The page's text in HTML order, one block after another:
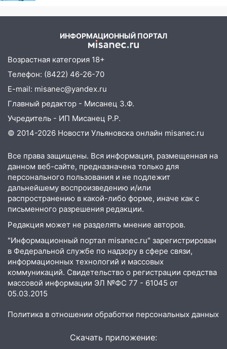
гранату: его задержали
надвигается сильнейшая непогода: град
и шквал до 27 м/с
12:31 Ульяновец хотел купить иномарку
из Европы и потерял 760 тысяч рублей
12:20
В Чердаклинском районе
столкнулись «Лада» и Chevrolet:
12:00 Где есть бензин в Ульяновске 7
августа: список АЗС
11:50 Заснул рядом с ребёнком и
случайно задушил его: суд вынес
11:38 В Ленинском районе пожар
полностью уничтожил дачный дом и
сарай
11:38 В Госдуме предложили отменить
ЕГЭ с 2027 года
нарушителей на контейнерных
ИНФОРМАЦИОННЫЙ ПОРТАЛ
Возрастная категория 18+
Телефон: (8422) 46-26-70
E-mail: misanec@yandex.ru
Главный редактор - Мисанец З.Ф.
Учредитель - ИП Мисанец Р.Р.
© 2014-2026 Новости Ульяновска онлайн misanec.ru
Все права защищены. Вся информация, размещенная на
данном веб-сайте, предназначена только для
персонального пользования и не подлежит
дальнейшему воспроизведению и/или
распространению в какой-либо форме, иначе как с
письменного разрешения редакции.
Редакция может не разделять мнение авторов.
"Информационный портал misanec.ru" зарегистрирован
в Федеральной службе по надзору в сфере связи,
информационных технологий и массовых
коммуникаций. Свидетельство о регистрации средства
массовой информации ЭЛ №ФС 77 - 61045 от
05.03.2015
Политика в отношении обработки персональных данных
Скачать приложение: